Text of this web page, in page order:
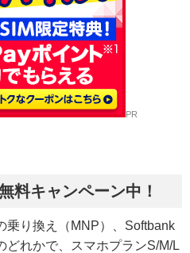
PR
料キャンペーン中！
乗り換え（MNP）、Softbank
どれかで、スマホプランS/M/L